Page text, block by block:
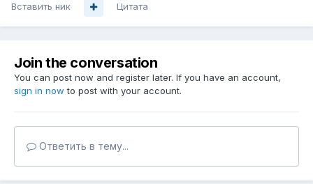
Вставить ник Цитата
Join the conversation
You can post now and register later. If you have an account,
sign in now to post with your account.
Ответить в тему...